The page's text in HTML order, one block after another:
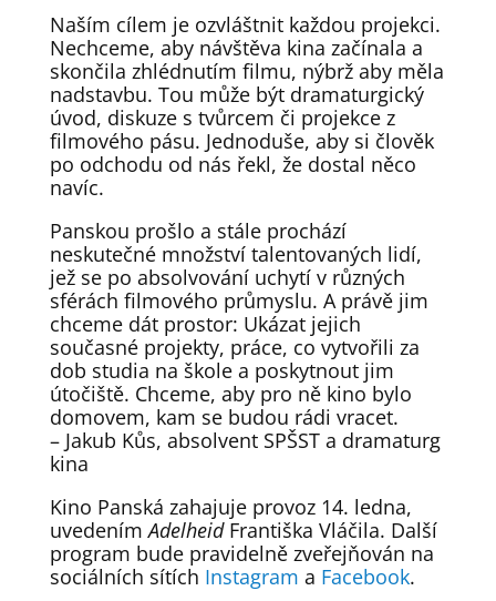
Naším cílem je ozvláštnit každou projekci.
Nechceme, aby návštěva kina začínala a
skončila zhlédnutím filmu, nýbrž aby měla
nadstavbu. Tou může být dramaturgický
úvod, diskuze s tvůrcem či projekce z
filmového pásu. Jednoduše, aby si člověk
po odchodu od nás řekl, že dostal něco
navíc.
Panskou prošlo a stále prochází
neskutečné množství talentovaných lidí,
jež se po absolvování uchytí v různých
sférách filmového průmyslu. A právě jim
chceme dát prostor: Ukázat jejich
současné projekty, práce, co vytvořili za
dob studia na škole a poskytnout jim
útočiště. Chceme, aby pro ně kino bylo
domovem, kam se budou rádi vracet.
– Jakub Kůs, absolvent SPŠST a dramaturg
kina
Kino Panská zahajuje provoz 14. ledna,
uvedenímAdelheidFrantiška Vláčila. Další
program bude pravidelně zveřejňován na
sociálních sítích Instagram a Facebook.